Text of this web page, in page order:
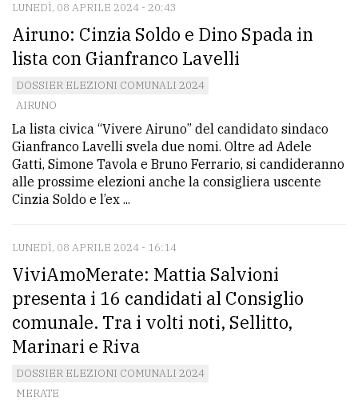
LUNEDÌ, 08 APRILE 2024 - 20:43
Airuno: Cinzia Soldo e Dino Spada in
lista con Gianfranco Lavelli
DOSSIER ELEZIONI COMUNALI 2024
AIRUNO
La lista civica “Vivere Airuno” del candidato sindaco
Gianfranco Lavelli svela due nomi. Oltre ad Adele
Gatti, Simone Tavola e Bruno Ferrario, si candideranno
alle prossime elezioni anche la consigliera uscente
Cinzia Soldo e l’ex ...
LUNEDÌ, 08 APRILE 2024 - 16:14
ViviAmoMerate: Mattia Salvioni
presenta i 16 candidati al Consiglio
comunale. Tra i volti noti, Sellitto,
Marinari e Riva
DOSSIER ELEZIONI COMUNALI 2024
MERATE